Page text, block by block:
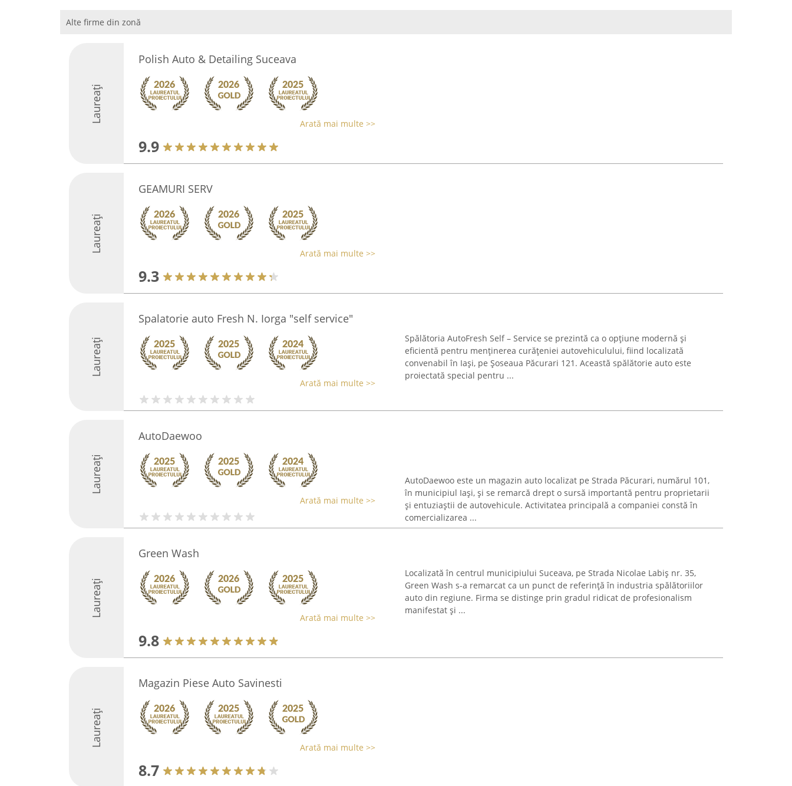
Alte firme din zonă
Laureați
Polish Auto & Detailing Suceava
Arată mai multe >>
9.9
Laureați
GEAMURI SERV
Arată mai multe >>
9.3
Laureați
Spalatorie auto Fresh N. Iorga "self service"
Arată mai multe >>
Spălătoria AutoFresh Self – Service se prezintă ca o opțiune modernă și
eficientă pentru menținerea curățeniei autovehiculului, fiind localizată
convenabil în Iași, pe Șoseaua Păcurari 121. Această spălătorie auto este
proiectată special pentru ...
Laureați
AutoDaewoo
Arată mai multe >>
AutoDaewoo este un magazin auto localizat pe Strada Păcurari, numărul 101,
în municipiul Iași, și se remarcă drept o sursă importantă pentru proprietarii
și entuziaștii de autovehicule. Activitatea principală a companiei constă în
comercializarea ...
Laureați
Green Wash
Arată mai multe >>
9.8
Localizată în centrul municipiului Suceava, pe Strada Nicolae Labiș nr. 35,
Green Wash s-a remarcat ca un punct de referință în industria spălătoriilor
auto din regiune. Firma se distinge prin gradul ridicat de profesionalism
manifestat și ...
Laureați
Magazin Piese Auto Savinesti
Arată mai multe >>
8.7